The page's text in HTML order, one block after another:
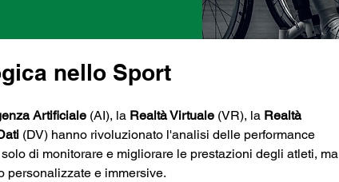
nello Sport
Artificiale (AI), la Realtà Virtuale (VR), la Realtà
(DV) hanno rivoluzionato l'analisi delle performance
di monitorare e migliorare le prestazioni degli atleti, ma
personalizzate e immersive.